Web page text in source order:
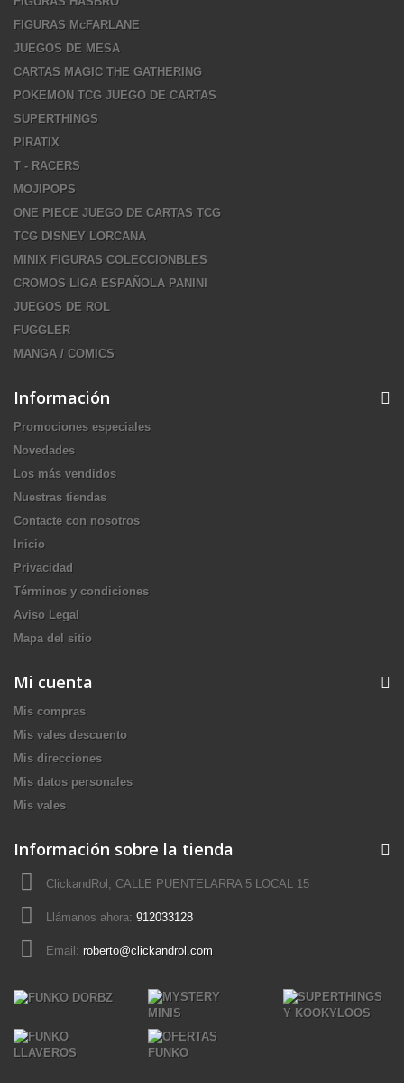
FIGURAS McFARLANE
JUEGOS DE MESA
CARTAS MAGIC THE GATHERING
POKEMON TCG JUEGO DE CARTAS
SUPERTHINGS
PIRATIX
T - RACERS
MOJIPOPS
ONE PIECE JUEGO DE CARTAS TCG
TCG DISNEY LORCANA
MINIX FIGURAS COLECCIONBLES
CROMOS LIGA ESPAÑOLA PANINI
JUEGOS DE ROL
FUGGLER
MANGA / COMICS
Información
Promociones especiales
Novedades
Los más vendidos
Nuestras tiendas
Contacte con nosotros
Inicio
Privacidad
Términos y condiciones
Aviso Legal
Mapa del sitio
Mi cuenta
Mis compras
Mis vales descuento
Mis direcciones
Mis datos personales
Mis vales
Información sobre la tienda
ClickandRol, CALLE PUENTELARRA 5 LOCAL 15
Llámanos ahora: 912033128
Email: roberto@clickandrol.com